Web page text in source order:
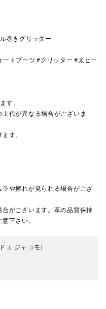
巻きグリッター
トブーツ #グリッター #太ヒー
す。
代が異なる場合がございま
す。
や擦れが見られる場合がござ
がございます。革の品質保持
下さい。
エ ジャコモ）